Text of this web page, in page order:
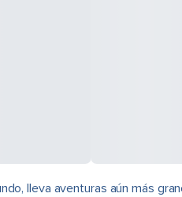
lleva aventuras aún más